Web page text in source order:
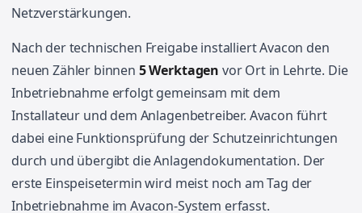
Netzverstärkungen.
Nach der technischen Freigabe installiert Avacon den
neuen Zähler binnen 5 Werktagen vor Ort in Lehrte. Die
Inbetriebnahme erfolgt gemeinsam mit dem
Installateur und dem Anlagenbetreiber. Avacon führt
dabei eine Funktionsprüfung der Schutzeinrichtungen
durch und übergibt die Anlagendokumentation. Der
erste Einspeisetermin wird meist noch am Tag der
Inbetriebnahme im Avacon-System erfasst.